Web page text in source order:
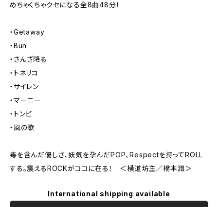
めちゃくちゃクセになる全8曲48分！
・Getaway
・Bun
・さんざ降る
・トネリコ
・サイレン
・マーニー
・トンビ
・風の歌
毒を含んだ優しさ、妖気を孕んだPOP、Respectを持ってROLL
する。震えるROCKがココに在る！ ＜横道坊主／橋本潤＞
International shipping available